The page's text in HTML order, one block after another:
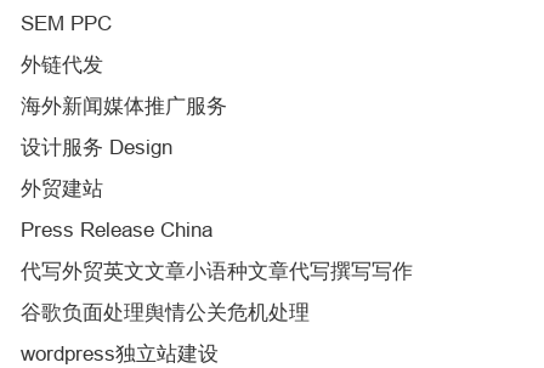
SEM PPC
外链代发
海外新闻媒体推广服务
设计服务 Design
外贸建站
Press Release China
代写外贸英文文章小语种文章代写撰写写作
谷歌负面处理舆情公关危机处理
wordpress独立站建设